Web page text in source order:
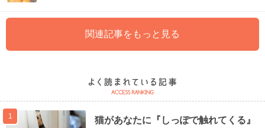
関連記事をもっと見る
1
猫があなたに『しっぽで触れてくる』